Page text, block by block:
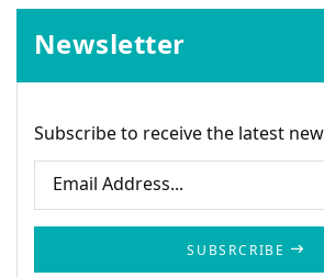
Newsletter
Subscribe to receive the latest
SUBSRCRIBE